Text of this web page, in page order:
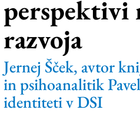
Šport
Še
Vreme
V Kioskih
perspektivi
razvoja
Jernej Šček, avtor
in psihoanalitik
identiteti v DSI